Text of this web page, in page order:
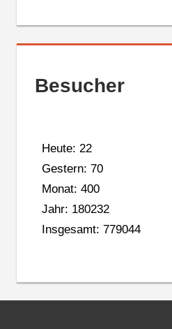
Besucher
Heute: 22
Gestern: 70
Monat: 400
Jahr: 180232
Insgesamt: 779044